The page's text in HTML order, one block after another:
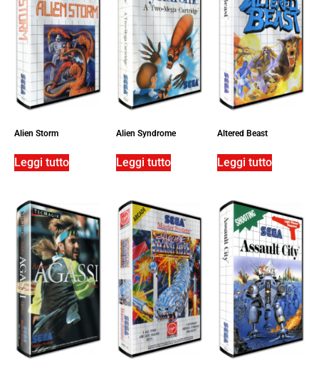
Alien Storm
Leggi tutto
Alien Syndrome
Leggi tutto
Altered Beast
Leggi tutto